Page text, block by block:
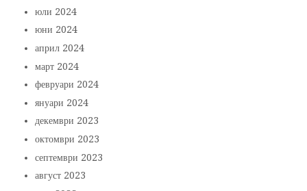
юли 2024
юни 2024
април 2024
март 2024
февруари 2024
януари 2024
декември 2023
октомври 2023
септември 2023
август 2023